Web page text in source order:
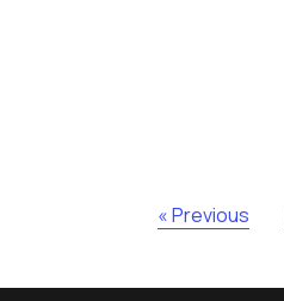
« Previous